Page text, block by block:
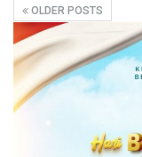
OLDER POSTS